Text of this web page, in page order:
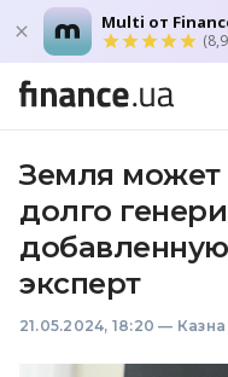
Multi от
Земля может
долго
эксперт
21.05.2024, 18:20 —